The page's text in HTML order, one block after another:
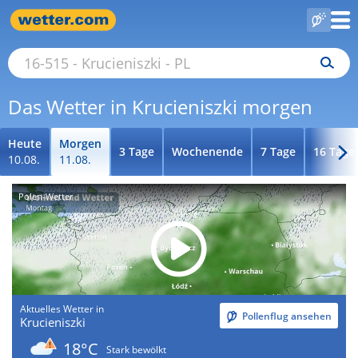
Das Wetter in Krucieniszki morgen
Heute
10.08.
Morgen
11.08.
3 Tage Wochenende 7 Tage 16 Tage
Polen-Wetter
Aktuelles Wetter in
Krucieniszki Pollenflug ansehen
18°C
Stark bewölkt